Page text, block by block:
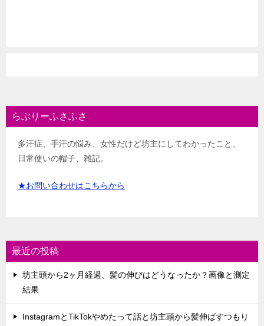
らぶりーふさふさ
多汗症、手汗の悩み、女性だけど坊主にしてわかったこと、
日常使いの帽子、雑記。
★お問い合わせはこちらから
最近の投稿
坊主頭から2ヶ月経過、髪の伸びはどうなったか？画像と測定
結果
InstagramとTikTokやめたって話と坊主頭から髪伸ばすつもり